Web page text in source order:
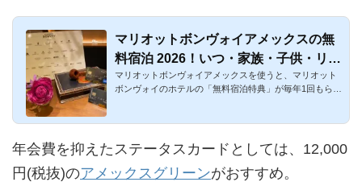
マリオットボンヴォイアメックスの無
料宿泊 2026！いつ・家族・子供・リッ
ツカールトン・実績を解説
マリオットボンヴォイアメックスを使うと、マリオット
ボンヴォイのホテルの「無料宿泊特典」が毎年1回もらえ
年会費を抑えたステータスカードとしては、12,000
円(税抜)のアメックスグリーンがおすすめ。